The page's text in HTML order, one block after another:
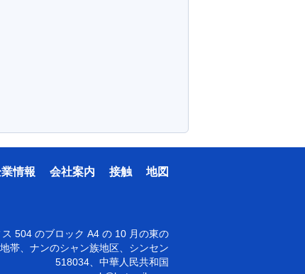
地図
接触
会社案内
情報
ス 504 のブロック A4 の 10 月の東の
帯、ナンのシャン族地区、シンセン
518034、中華人民共和国